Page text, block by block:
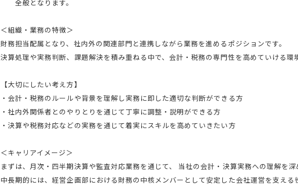
全般となります。
＜組織・業務の特徴＞
財務担当配属となり、社内外の関連部門と連携しながら業務を進めるポジションです。
決算処理や実務判断、課題解決を積み重ねる中で、会計・税務の専門性を高めていける環
【大切にしたい考え方】
・会計・税務のルールや背景を理解し実務に即した適切な判断ができる方
・社内外関係者とのやりとりを通じて丁寧に調整・説明ができる方
・決算や税務対応などの実務を通じて着実にスキルを高めていきたい方
＜キャリアイメージ＞
まずは、月次・四半期決算や監査対応業務を通じて、 当社の会計・決算実務への理解を
中長期的には、経営企画部における財務の中核メンバーとして安定した会社運営を支え